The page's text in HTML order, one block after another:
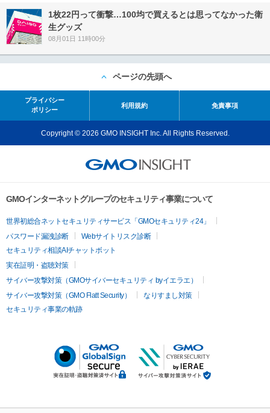
1枚22円って衝撃…100均で買えるとは思ってなかった衛
生グッズ
08月01日 11時00分
ページの先頭へ
プライバシー
ポリシー
利用規約 免責事項
Copyright © 2026 GMO INSIGHT Inc. All Rights Reserved.
GMOインターネットグループのセキュリティ事業について
世界初総合ネットセキュリティサービス「GMOセキュリティ24」
パスワード漏洩診断
Webサイトリスク診断
セキュリティ相談AIチャットボット
実在証明・盗聴対策
サイバー攻撃対策（GMOサイバーセキュリティ byイエラエ）
サイバー攻撃対策（GMO Flatt Security）
なりすまし対策
セキュリティ事業の軌跡